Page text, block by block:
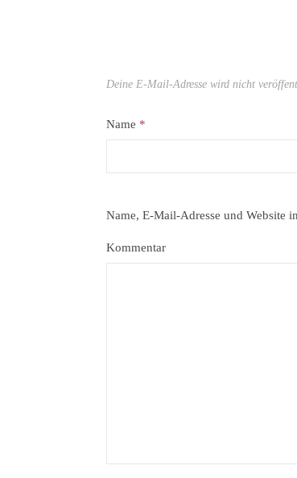
Deine E-Mail-Adresse wird nicht
Name *
Name, E-Mail-Adresse und Website
Kommentar